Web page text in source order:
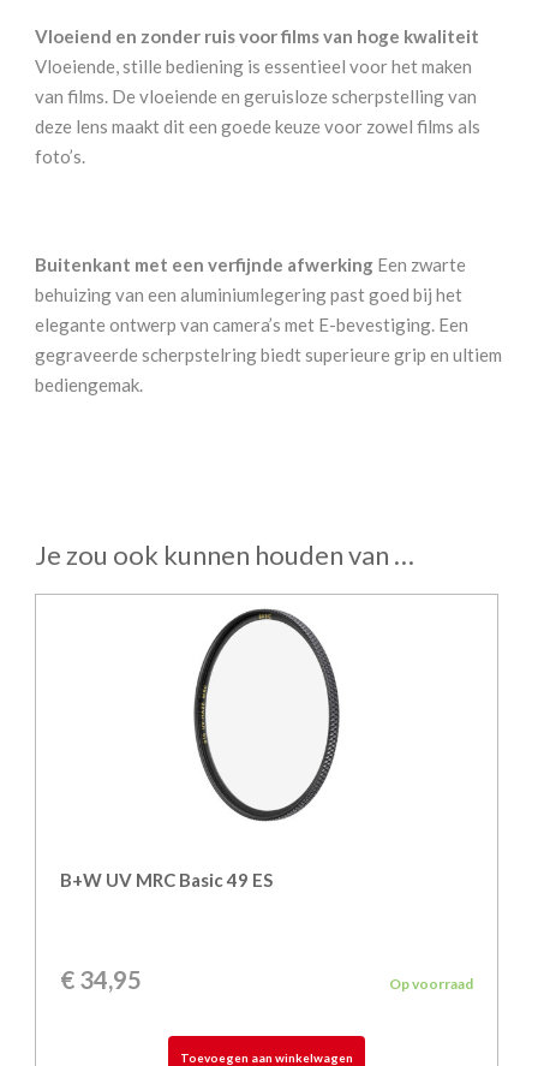
Vloeiend en zonder ruis voor films van hoge kwaliteit
Vloeiende, stille bediening is essentieel voor het maken
van films. De vloeiende en geruisloze scherpstelling van
deze lens maakt dit een goede keuze voor zowel films als
foto’s.
Buitenkant met een verfijnde afwerking Een zwarte
behuizing van een aluminiumlegering past goed bij het
elegante ontwerp van camera’s met E-bevestiging. Een
gegraveerde scherpstelring biedt superieure grip en ultiem
bediengemak.
Je zou ook kunnen houden van …
B+W UV MRC Basic 49 ES
€ 34,95 Op voorraad
Toevoegen aan winkelwagen